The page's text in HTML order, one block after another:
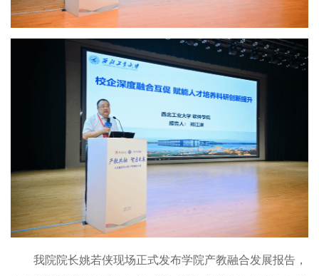
我院院长姚若侠现场正式发布学院产教融合发展报告，